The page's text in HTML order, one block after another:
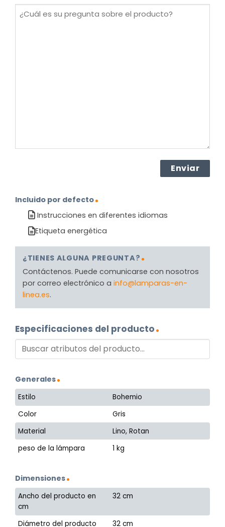
¿Cuál
Incluido por defecto
Instrucciones en diferentes idiomas
Etiqueta energética
¿TIENES ALGUNA PREGUNTA?
Contáctenos. Puede comunicarse con nosotros
por correo electrónico a info@lamparas-en-
linea.es.
Especificaciones del producto
Generales
Estilo
Bohemio
Color
Gris
Material
Lino, Rotan
peso de la lámpara
1 kg
Dimensiones
Ancho del producto en
cm
32 cm
Diámetro del producto
32 cm